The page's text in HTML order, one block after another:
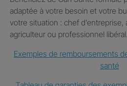
adaptée à votre besoin et votre
votre situation : chef d’entreprise,
agriculteur ou professionnel libéral.
Exemples de remboursements
santé